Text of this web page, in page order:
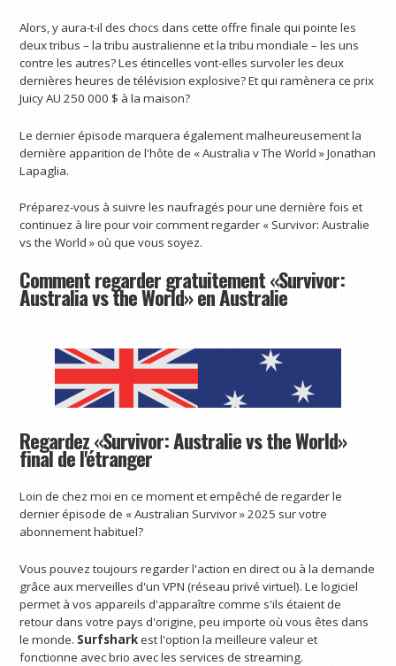
Alors, y aura-t-il des chocs dans cette offre finale qui pointe les
deux tribus – la tribu australienne et la tribu mondiale – les uns
contre les autres? Les étincelles vont-elles survoler les deux
dernières heures de télévision explosive? Et qui ramènera ce prix
Juicy AU 250 000 $ à la maison?
Le dernier épisode marquera également malheureusement la
dernière apparition de l'hôte de « Australia v The World » Jonathan
Lapaglia.
Préparez-vous à suivre les naufragés pour une dernière fois et
continuez à lire pour voir comment regarder « Survivor: Australie
vs the World » où que vous soyez.
Comment regarder gratuitement «Survivor:
Australia vs the World» en Australie
Regardez «Survivor: Australie vs the World»
final de l'étranger
Loin de chez moi en ce moment et empêché de regarder le
dernier épisode de « Australian Survivor » 2025 sur votre
abonnement habituel?
Vous pouvez toujours regarder l'action en direct ou à la demande
grâce aux merveilles d'un VPN (réseau privé virtuel). Le logiciel
permet à vos appareils d'apparaître comme s'ils étaient de
retour dans votre pays d'origine, peu importe où vous êtes dans
le monde. Surfsharkest l'option la meilleure valeur et
fonctionne avec brio avec les services de streaming.